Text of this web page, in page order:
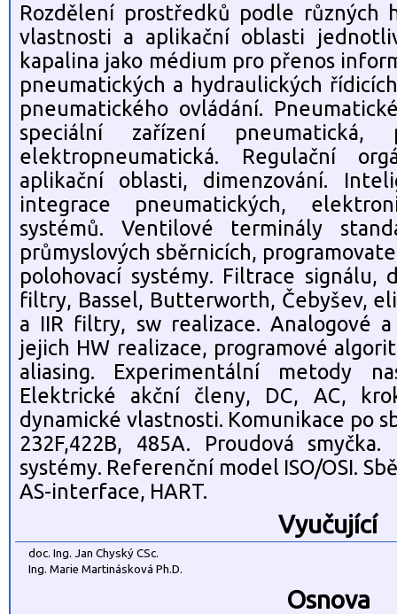
Rozdělení prostředků podle různých
vlastnosti a aplikační oblasti
kapalina jako médium pro přenos
pneumatických a hydraulických
pneumatického ovládání.
speciální zařízení pneumatická,
elektropneumatická. Regulační
aplikační oblasti, dimenzování.
integrace pneumatických,
systémů. Ventilové terminály
průmyslových sběrnicích,
polohovací systémy. Filtrace signálu,
filtry, Bassel, Butterworth, Čebyšev,
a IIR filtry, sw realizace. Analogové
jejich HW realizace, programové
aliasing. Experimentální metody
Elektrické akční členy, DC, AC,
dynamické vlastnosti. Komunikace po
232F,422B, 485A. Proudová
systémy. Referenční model ISO/OSI.
AS-interface, HART.
Vyučující
doc. Ing. Jan Chyský CSc.
Ing. Marie Martinásková Ph.D.
Osnova